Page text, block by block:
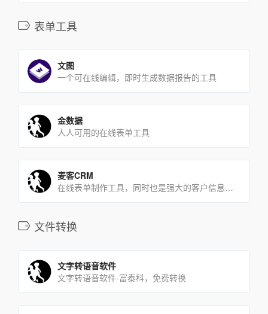
表单工具
文图
一个可在线编辑，即时生成数据报告的工具
金数据
人人可用的在线表单工具
麦客CRM
在线表单制作工具，同时也是强大的客户信息处理和关系管理系统
文件转换
文字转语音软件
文字转语音软件-富泰科，免费转换